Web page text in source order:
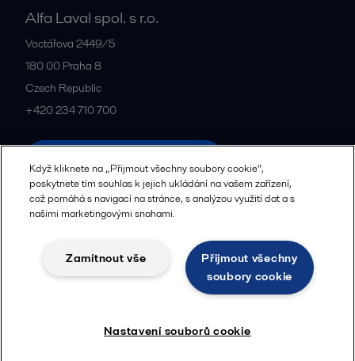
Alfa Laval spol. s r.o.
Voctářova 2449/5
180 00 Praha 8
Czech Republic
+420 234 710 700
© 2015-2026, ALFA LAVAL
Zásady používání souborů cookie
Komunitní pravidla
Právní podmínky
Když kliknete na „Přijmout všechny soubory cookie“,
poskytnete tím souhlas k jejich ukládání na vašem zařízení,
což pomáhá s navigací na stránce, s analýzou využití dat a s
našimi marketingovými snahami.
Přijmout všechny
soubory cookie
Zamítnout vše
Nastavení souborů cookie